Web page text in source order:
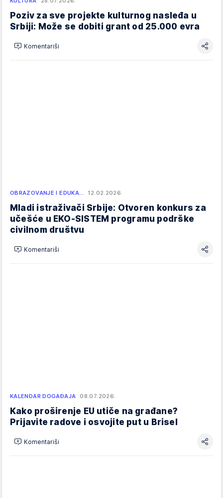
Poziv za sve projekte kulturnog nasleđa u
Srbiji: Može se dobiti grant od 25.000 evra
Komentariši
OBRAZOVANJE I EDUKA… 12.02.2026.
Mladi istraživači Srbije: Otvoren konkurs za
učešće u EKO-SISTEM programu podrške
civilnom društvu
Komentariši
KALENDAR DOGAĐAJA 08.07.2026.
Kako proširenje EU utiče na građane?
Prijavite radove i osvojite put u Brisel
Komentariši